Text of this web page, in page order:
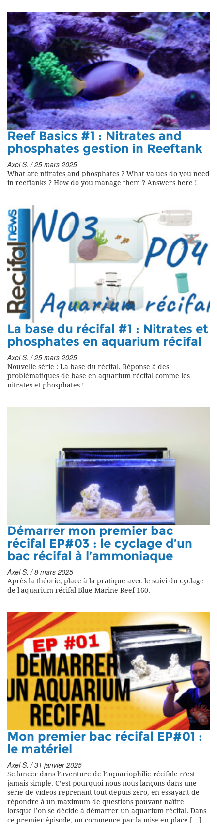
Reef Basics #1 : Nitrates and
phosphates gestion in Reeftank
Axel S. / 25 mars 2025
What are nitrates and phosphates ? What values do you need
in reeftanks ? How do you manage them ? Answers here !
La base du récifal #1 : Nitrates et
phosphates en aquarium récifal
Axel S. / 25 mars 2025
Nouvelle série : La base du récifal. Réponse à des
problématiques de base en aquarium récifal comme les
nitrates et phosphates !
Démarrer mon premier bac
récifal EP#03 : le cyclage d’un
bac récifal à l’ammoniaque
Axel S. / 8 mars 2025
Après la théorie, place à la pratique avec le suivi du cyclage
de l'aquarium récifal Blue Marine Reef 160.
Mon premier bac récifal EP#01 :
le matériel
Axel S. / 31 janvier 2025
Se lancer dans l’aventure de l’aquariophilie récifale n’est
jamais simple. C’est pourquoi nous nous lançons dans une
série de vidéos reprenant tout depuis zéro, en essayant de
répondre à un maximum de questions pouvant naître
lorsque l’on se décide à démarrer un aquarium récifal. Dans
ce premier épisode, on commence par la mise en place […]